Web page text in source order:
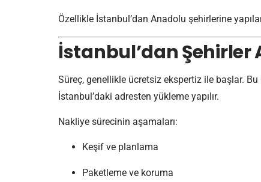
Özellikle İstanbul’dan Anadolu şehirlerine
İstanbul’dan Şehirler
Süreç, genellikle ücretsiz ekspertiz ile başlar.
İstanbul’daki adresten yükleme yapılır.
Nakliye sürecinin aşamaları:
Keşif ve planlama
Paketleme ve koruma